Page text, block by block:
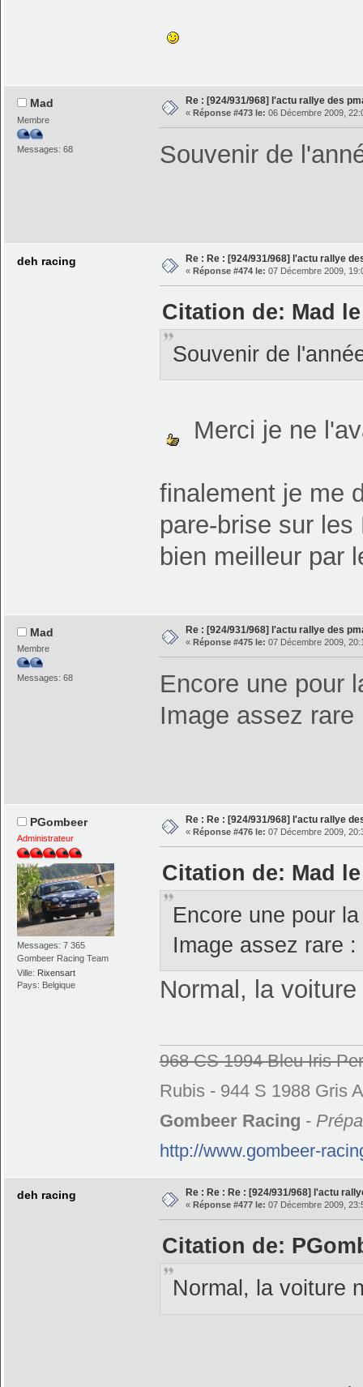
Mad
Membre
Messages: 68
Re : [924/931/968] l'actu rallye des
« Réponse #473 le: 06 Décembre 2009,
Souvenir de
deh racing Re : Re : [924/931/968] l'actu rallye
« Réponse #474 le: 07 Décembre 2009,
Citation de: Mad
Souvenir de
Merci je ne
finalement je me
pare-brise sur
bien meilleur
Mad
Membre
Messages: 68
Re : [924/931/968] l'actu rallye des
« Réponse #475 le: 07 Décembre 2009,
Encore une pour
Image assez
PGombeer
Administrateur
Messages: 7 365
Gombeer Racing Team
Ville: Rixensart
Pays: Belgique
Re : Re : [924/931/968] l'actu rallye
« Réponse #476 le: 07 Décembre 2009,
Citation de: Mad
Encore une pour
Image assez rare
Normal, la
968 CS 1994 Bleu Iris
Rubis - 944 S 1988 Gris
Gombeer Racing -
http://www.gombeer-
deh racing Re : Re : Re : [924/931/968] l'actu
« Réponse #477 le: 07 Décembre 2009,
Citation de:
Normal, la voiture